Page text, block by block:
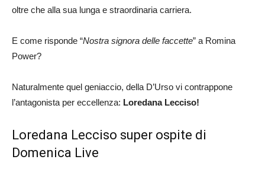
oltre che alla sua lunga e straordinaria carriera.
E come risponde “Nostra signora delle faccette” a Romina
Power?
Naturalmente quel geniaccio, della D’Urso vi contrappone
l’antagonista per eccellenza: Loredana Lecciso!
Loredana Lecciso super ospite di
Domenica Live